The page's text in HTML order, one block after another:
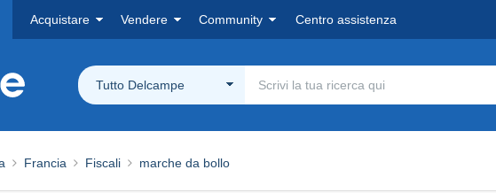
Acquistare Vendere Community Centro assistenza
Tutto Delcampe
Francia Fiscali marche da bollo